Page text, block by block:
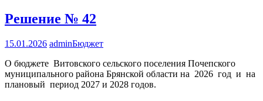
Решение № 42
15.01.2026 adminБюджет
О бюджете Витовского сельского поселения Почепского
муниципального района Брянской области на 2026 год и на
плановый период 2027 и 2028 годов.